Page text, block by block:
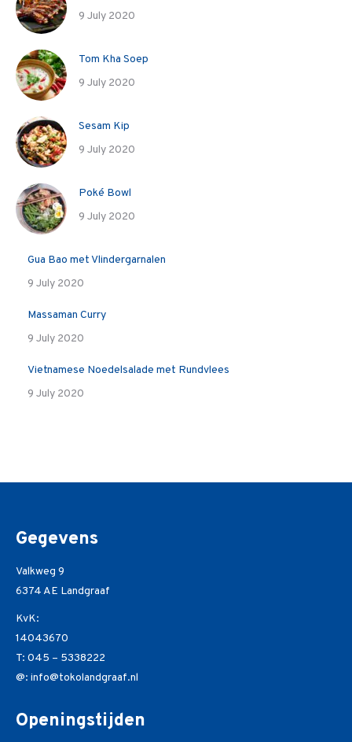
9 July 2020
Tom Kha Soep
9 July 2020
Sesam Kip
9 July 2020
Poké Bowl
9 July 2020
Gua Bao met Vlindergarnalen
9 July 2020
Massaman Curry
9 July 2020
Vietnamese Noedelsalade met Rundvlees
9 July 2020
Gegevens
Valkweg 9
6374 AE Landgraaf
KvK:
14043670
T: 045 – 5338222
@: info@tokolandgraaf.nl
Openingstijden